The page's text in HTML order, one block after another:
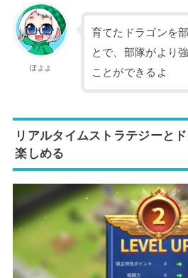
ぽよよ
育てたドラゴンを
とで、部隊がより
ことができるよ
リアルタイムストラテジーと
楽しめる